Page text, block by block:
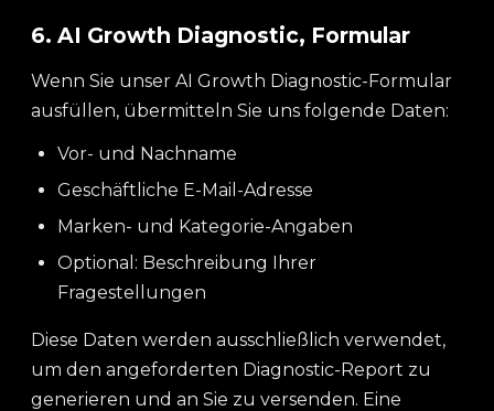
6. AI Growth Diagnostic, Formular
Wenn Sie unser AI Growth Diagnostic-Formular
ausfüllen, übermitteln Sie uns folgende Daten:
Vor- und Nachname
Geschäftliche E-Mail-Adresse
Marken- und Kategorie-Angaben
Optional: Beschreibung Ihrer
Fragestellungen
Diese Daten werden ausschließlich verwendet,
um den angeforderten Diagnostic-Report zu
generieren und an Sie zu versenden. Eine